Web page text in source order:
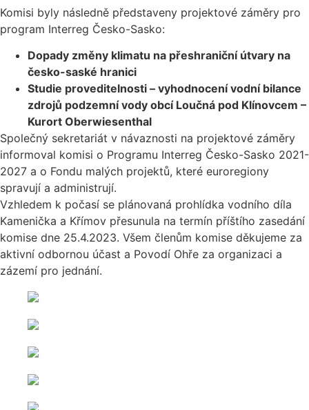
Komisi byly následně představeny projektové záměry pro
program Interreg Česko-Sasko:
Dopady změny klimatu na přeshraniční útvary na
česko-saské hranici
Studie proveditelnosti – vyhodnocení vodní bilance
zdrojů podzemní vody obcí Loučná pod Klínovcem –
Kurort Oberwiesenthal
Společný sekretariát v návaznosti na projektové záměry
informoval komisi o Programu Interreg Česko-Sasko 2021-
2027 a o Fondu malých projektů, které euroregiony
spravují a administrují.
Vzhledem k počasí se plánovaná prohlídka vodního díla
Kamenička a Křímov přesunula na termín příštího zasedání
komise dne 25.4.2023. Všem členům komise děkujeme za
aktivní odbornou účast a Povodí Ohře za organizaci a
zázemí pro jednání.